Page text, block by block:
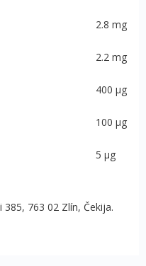
2.8 mg
2.2 mg
400 μg
100 μg
5 μg
385, 763 02 Zlín, Čekija.